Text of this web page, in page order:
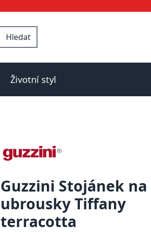
Hledat
Životní styl
Guzzini Stojánek na
ubrousky Tiffany
terracotta